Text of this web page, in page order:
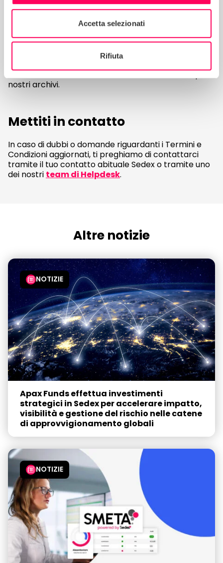
Accetta selezionati
Rifiuta
Eventuali modifiche ai Termini e Condizioni Sedex che
rimarranno in vigore per il periodo iniziale
dell’accordo che hai firmato con noi.
Non è necessario che tu faccia nulla per mantenere i
contrattuale di ciascun cliente sui nostri sistemi per i
nostri archivi.
Mettiti in contatto
In caso di dubbi o domande riguardanti i Termini e
Condizioni aggiornati, ti preghiamo di contattarci
tramite il tuo contatto abituale Sedex o tramite uno
dei nostri team di Helpdesk.
Altre notizie
NOTIZIE
Apax Funds effettua investimenti
strategici in Sedex per accelerare impatto,
visibilità e gestione del rischio nelle catene
di approvvigionamento globali
NOTIZIE